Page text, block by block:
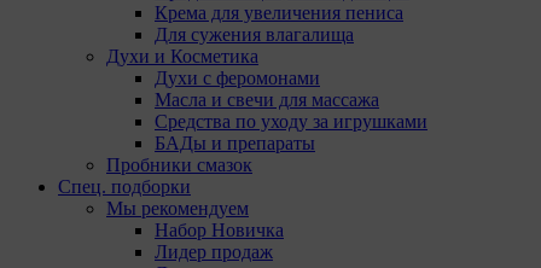
Крема для увеличения пениса
Для сужения влагалища
Духи и Косметика
Духи с феромонами
Масла и свечи для массажа
Средства по уходу за игрушками
БАДы и препараты
Пробники смазок
Спец. подборки
Мы рекомендуем
Набор Новичка
Лидер продаж